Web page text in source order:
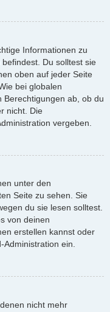
Informationen zu
Du solltest sie
oben auf jeder Seite
bei globalen
Berechtigungen ab, ob du
nicht. Die
vergeben.
unter den
Seite zu sehen. Sie
du sie lesen solltest.
von deinen
erstellen kannst oder
ein.
nicht mehr